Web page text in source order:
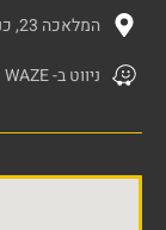
המלאכה 23, כניסה ב', קומה 3, ראש העין (פארק אפק)
ניווט ב- WAZE